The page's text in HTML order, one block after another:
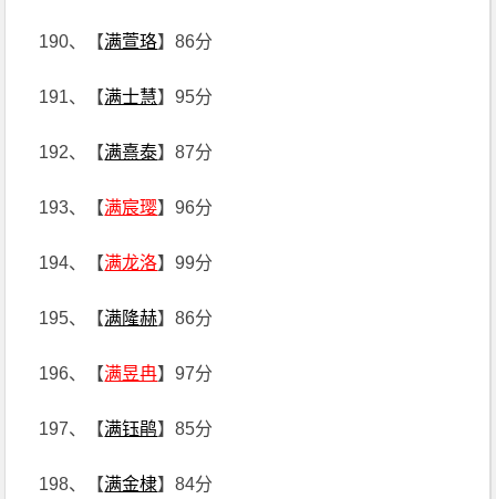
190、【满萱珞】86分
191、【满士慧】95分
192、【满熹泰】87分
193、【满宸璎】96分
194、【满龙洛】99分
195、【满隆赫】86分
196、【满昱冉】97分
197、【满钰鹃】85分
198、【满金棣】84分